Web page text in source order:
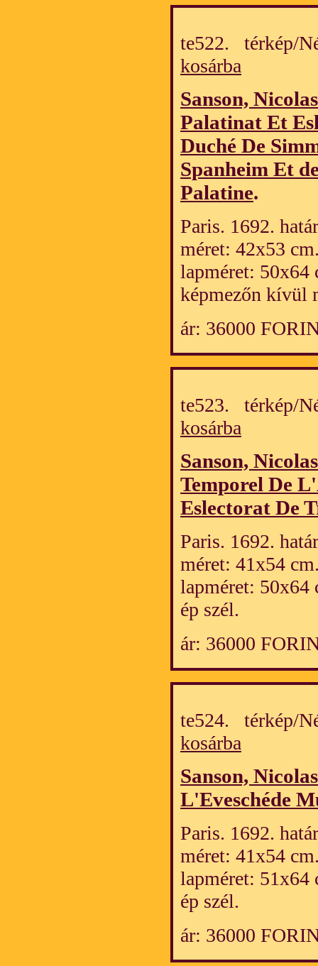
te522. térkép/
kosárba
Sanson, Nicolas
Palatinat Et
Duché De
Spanheim Et
Palatine.
Paris. 1692.
méret: 42x53
lapméret: 50x64
képmezőn kívül
ár: 36000
te523. térkép/
kosárba
Sanson, Nicolas
Temporel De
Eslectorat De
Paris. 1692.
méret: 41x54
lapméret: 50x64
ép szél.
ár: 36000
te524. térkép/
kosárba
Sanson, Nicolas
L'Eveschéde
Paris. 1692.
méret: 41x54
lapméret: 51x64
ép szél.
ár: 36000